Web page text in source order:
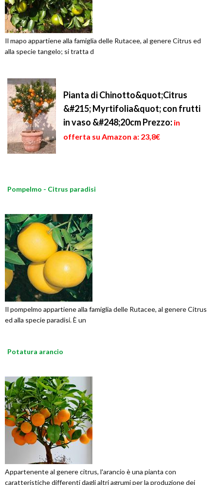
Il mapo appartiene alla famiglia delle Rutacee, al genere Citrus ed
alla specie tangelo; si tratta d
Pianta di Chinotto&quot;Citrus
&#215; Myrtifolia&quot; con frutti
in vaso &#248;20cmPrezzo: in
offerta su Amazon a: 23,8€
Pompelmo - Citrus paradisi
Il pompelmo appartiene alla famiglia delle Rutacee, al genere Citrus
ed alla specie paradisi. È un
Potatura arancio
Appartenente al genere citrus, l'arancio è una pianta con
caratteristiche differenti dagli altri agrumi per la produzione dei